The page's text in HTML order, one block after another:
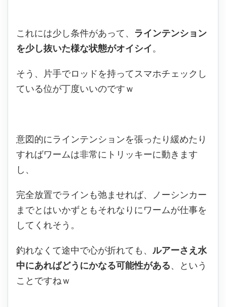
これには少し条件があって、 ラインテンション
を少し抜いた様な状態がオイシイ。
そう、片手でロッドを持ってスマホチェックし
ている位が丁度いいのですｗ
意図的にラインテンションを張ったり緩めたり
すればワームは非常にトリッキーに動きます
し、
完全放置でラインも弛ませれば、ノーシンカー
までとはいかずともそれなりにワームが仕事を
してくれそう。
釣れなくて途中で心が折れても、 ルアーさえ水
中にあればどうにかなる可能性がある、という
ことですねｗ